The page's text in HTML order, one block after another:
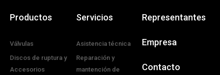
Productos
Válvulas
Discos de ruptura y
Accesorios
Servicios
Asistencia técnica
Reparación y
mantención de
Representantes
Empresa
Contacto